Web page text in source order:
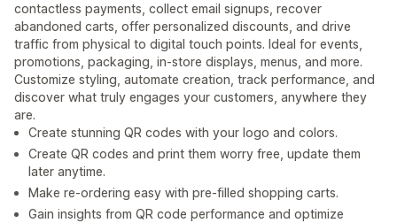
contactless payments, collect email signups, recover
abandoned carts, offer personalized discounts, and drive
traffic from physical to digital touch points. Ideal for events,
promotions, packaging, in-store displays, menus, and more.
Customize styling, automate creation, track performance, and
discover what truly engages your customers, anywhere they
are.
Create stunning QR codes with your logo and colors.
Create QR codes and print them worry free, update them
later anytime.
Make re-ordering easy with pre-filled shopping carts.
Gain insights from QR code performance and optimize